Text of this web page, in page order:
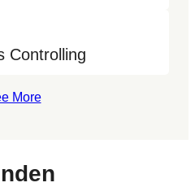
Controlling
More